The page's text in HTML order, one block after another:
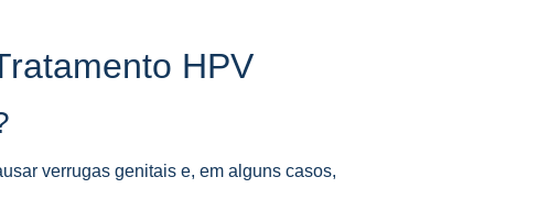
HPV
verrugas genitais e, em alguns casos,